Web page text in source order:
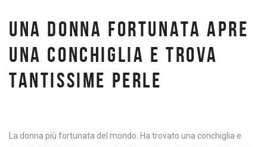
UNA DONNA FORTUNATA APRE
UNA CONCHIGLIA E TROVA
TANTISSIME PERLE
La donna più fortunata del mondo. Ha trovato una conchiglia e